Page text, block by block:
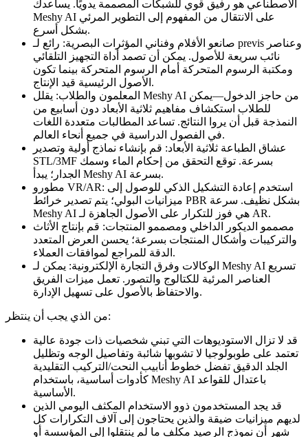
الاصطناعي هو رفيق قوي للشبكات المصممة يدويًا. يساعدك
Meshy AI على الانتقال من المفهوم إلى التطوير المرئي
بشكل أسرع.
صانعو الأفلام وفناني المؤثرات البصرية: رائع لـ previs وعناصر
نائب سريعة للأصول. يمكن أن تصمد أداة التجهيز التلقائي
ومكتبة الرسوم المتحركة أمام الرسوم المتحركة بينما تكون
الأصول الرئيسية قيد الإنتاج.
المعلمون والطلاب: يقلل Meshy AI من حاجز الدخول—يمكن
للطلاب استكشاف مفاهيم ثلاثية الأبعاد دون أسابيع من
النمذجة قبل أن يروا النتائج. تساعد المطالبات متعددة اللغات
في الفصول الدراسية في جميع أنحاء العالم.
عشاق الطباعة ثلاثية الأبعاد: قم بإنشاء نماذج أولية وتصدير
STL/3MF بسرعة. توقع التحقق من إحكام الماء وسمك
الجدار؛ يبدأ Meshy AI بسرعة.
مطورو VR/AR: استخدم إعادة التشكيل الذكي للوصول إلى
ميزانيات البولي؛ يتم تصدير خرائط PBR بشكل نظيف. سرعة
Meshy AI هي فوز للتكرار على الأصول الجاهزة لـ AR.
مصممو الديكور الداخلي ومصممو المنتجات: قم بإنتاج الأثاث
والتركيبات وأشكال المنتجات بسرعة؛ يحسن العرض المتعدد
الدقة للمراجع لموافقات العملاء.
الوكالات وفرق التجارة الإلكترونية: يمكن لـ Meshy AI تسريع
العناصر المرئية للكتالوج والتصور. تعمل ميزات الفريق
والاحتفاظ بالأصول على تسهيل الإدارة.
من الذي يجب أن ينتظر:
قد لا تزال الاستوديوهات التي تبني شخصيات ذات جودة عالية
تعتمد على طوبولوجيا لا تشوبها شائبة وتفاصيل الوجه وتظليل
الجلد الدقيق تفضل خطوط أنابيب النحت/التركيب التقليدية
كأدوات أساسية، باستخدام Meshy AI باعتدال للقواعد
الأساسية.
قد يجد المستخدمون ذوو الاستخدام المكثف اليومي الذين
لديهم ميزانيات ضيقة والذين يحتاجون إلى آلاف التكرارات كل
شهر أن نموذج الرصيد مكلف ما لم ينتقلوا إلى المؤسسة أو